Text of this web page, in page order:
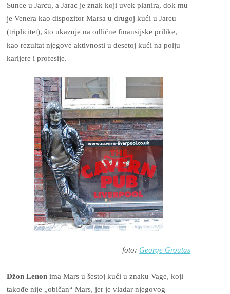
Sunce u Jarcu, a Jarac je znak koji uvek planira, dok mu
je Venera kao dispozitor Marsa u drugoj kući u Jarcu
(triplicitet), što ukazuje na odlične finansijske prilike,
kao rezultat njegove aktivnosti u desetoj kući na polju
karijere i profesije.
foto:George Groutas
Džon Lenon ima Mars u šestoj kući u znaku Vage, koji
takođe nije „običan“ Mars, jer je vladar njegovog